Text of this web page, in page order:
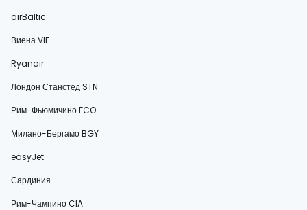
airBaltic
Виена VIE
Ryanair
Лондон Станстед STN
Рим-Фьюмичино FCO
Милано-Бергамо BGY
easyJet
Сардиния
Рим-Чампино CIA